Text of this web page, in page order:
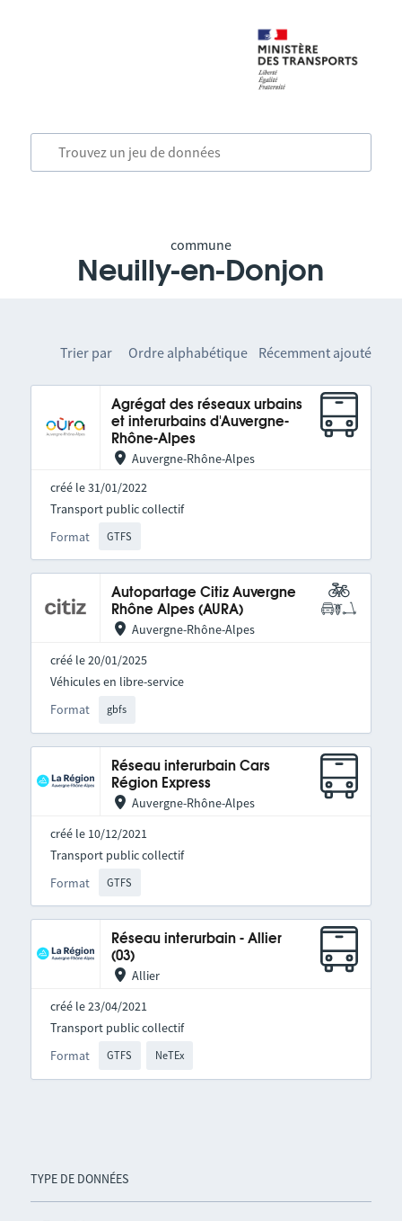
commune
Neuilly-en-Donjon
TYPE DE DONNÉES
Trier par Ordre alphabétique Récemment ajouté
Agrégat des réseaux urbains
et interurbains d'Auvergne-
Rhône-Alpes
Auvergne-Rhône-Alpes
créé le 31/01/2022
Format GTFS
Transport public collectif
Autopartage Citiz Auvergne
Rhône Alpes (AURA)
Auvergne-Rhône-Alpes
créé le 20/01/2025
Format gbfs
Véhicules en libre-service
Réseau interurbain Cars
Région Express
Auvergne-Rhône-Alpes
créé le 10/12/2021
Format GTFS
Transport public collectif
Réseau interurbain - Allier
(03)
Allier
créé le 23/04/2021
Format GTFS NeTEx
Transport public collectif